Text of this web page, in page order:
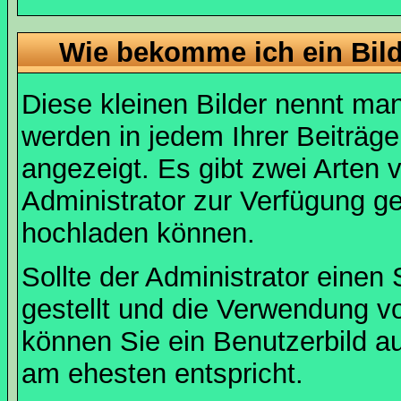
Wie bekomme ich ein
Diese kleinen Bilder nennt
werden in jedem Ihrer
angezeigt. Es gibt zwei Arten
Administrator zur Verfügung
hochladen können.
Sollte der Administrator einen
gestellt und die Verwendung
können Sie ein Benutzerbild
am ehesten entspricht.